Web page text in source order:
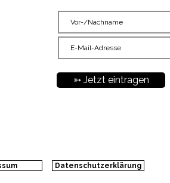
➳ Jetzt eintragen
Datenschutzerklärung